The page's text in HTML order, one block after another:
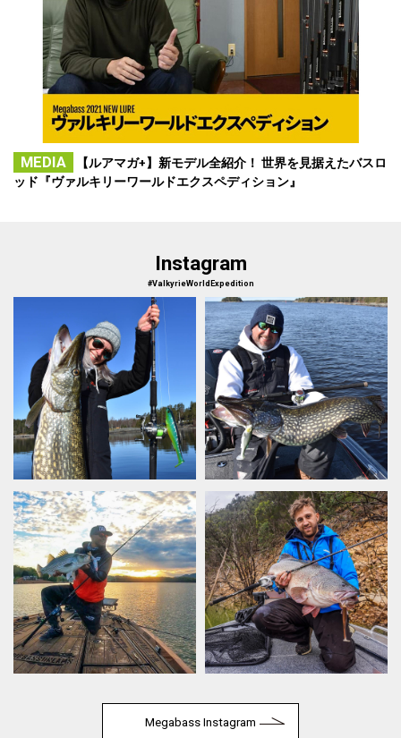
MEDIA
【ルアマガ+】新モデル全紹介！ 世界を見据えたバスロ
ッド『ヴァルキリーワールドエクスペディション』
Instagram
#ValkyrieWorldExpedition
Megabass Instagram